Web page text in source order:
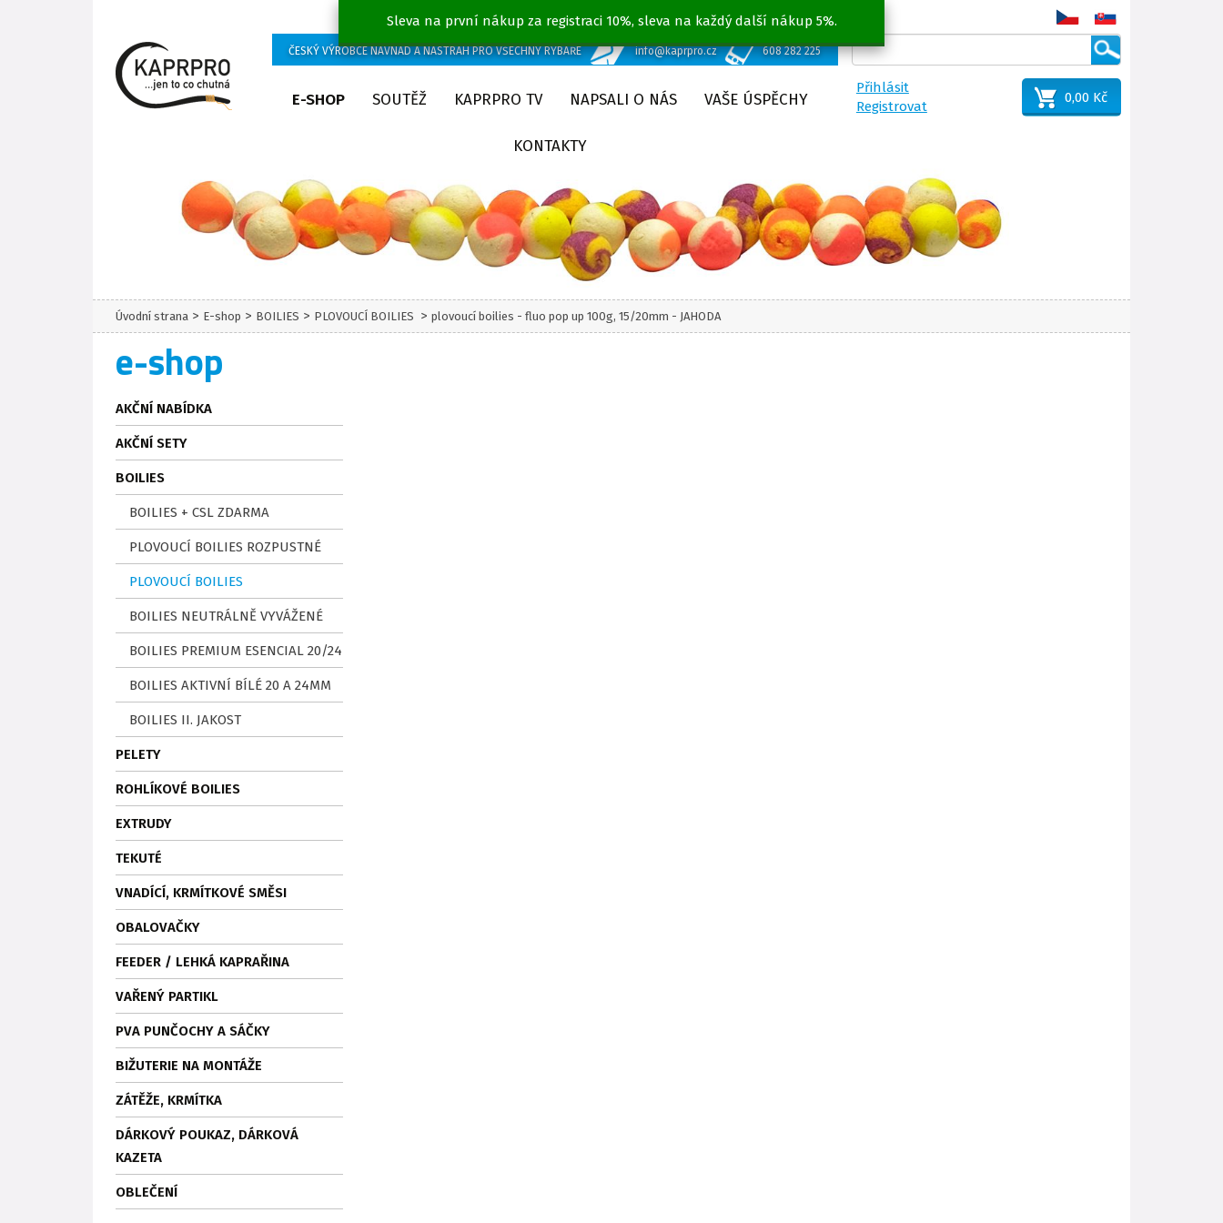
Sleva na první nákup za registraci 10%, sleva na každý další nákup 5%.
ČESKÝ VÝROBCE NÁVNAD A NÁSTRAH PRO VŠECHNY RYBÁŘE info@kaprpro.cz 608 282 225
E-SHOP SOUTĚŽ KAPRPRO TV NAPSALI O NÁS VAŠE ÚSPĚCHY
KONTAKTY
Přihlásit
Registrovat
0,00 Kč
Úvodní strana > E-shop > BOILIES > PLOVOUCÍ BOILIES > plovoucí boilies - fluo pop up 100g, 15/20mm - JAHODA
e-shop
AKČNÍ NABÍDKA
AKČNÍ SETY
BOILIES
BOILIES + CSL ZDARMA
PLOVOUCÍ BOILIES ROZPUSTNÉ
PLOVOUCÍ BOILIES
BOILIES NEUTRÁLNĚ VYVÁŽENÉ
BOILIES PREMIUM ESENCIAL 20/24
BOILIES AKTIVNÍ BÍLÉ 20 A 24MM
BOILIES II. JAKOST
PELETY
ROHLÍKOVÉ BOILIES
EXTRUDY
TEKUTÉ
VNADÍCÍ, KRMÍTKOVÉ SMĚSI
OBALOVAČKY
FEEDER / LEHKÁ KAPRAŘINA
VAŘENÝ PARTIKL
PVA PUNČOCHY A SÁČKY
BIŽUTERIE NA MONTÁŽE
ZÁTĚŽE, KRMÍTKA
DÁRKOVÝ POUKAZ, DÁRKOVÁ
KAZETA
OBLEČENÍ